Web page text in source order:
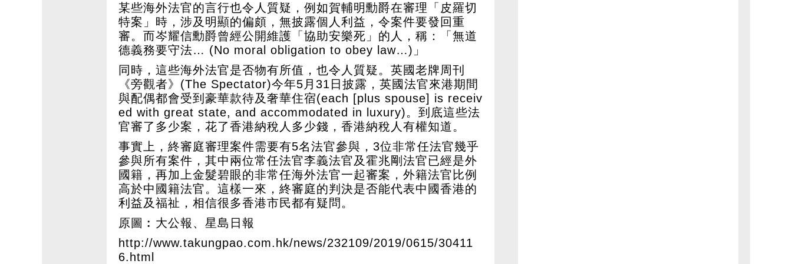
某些海外法官的言行也令人質疑，例如賀輔明勳爵在審理「皮羅切
特案」時，涉及明顯的偏頗，無披露個人利益，令案件要發回重
審。而岑耀信勳爵曾經公開維護「協助安樂死」的人，稱：「無道
德義務要守法… (No moral obligation to obey law…)」
同時，這些海外法官是否物有所值，也令人質疑。英國老牌周刊
《旁觀者》(The Spectator)今年5月31日披露，英國法官來港期間
與配偶都會受到豪華款待及奢華住宿(each [plus spouse] is receiv
ed with great state, and accommodated in luxury)。到底這些法
官審了多少案，花了香港納稅人多少錢，香港納稅人有權知道。
事實上，終審庭審理案件需要有5名法官參與，3位非常任法官幾乎
參與所有案件，其中兩位常任法官李義法官及霍兆剛法官已經是外
國籍，再加上金髮碧眼的非常任海外法官一起審案，外籍法官比例
高於中國籍法官。這樣一來，終審庭的判決是否能代表中國香港的
利益及福祉，相信很多香港市民都有疑問。
原圖︰大公報、星島日報
http://www.takungpao.com.hk/news/232109/2019/0615/30411
6.html